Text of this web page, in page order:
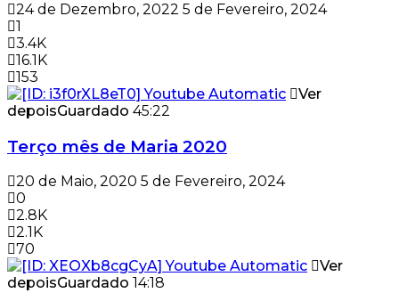
24 de Dezembro, 2022 5 de Fevereiro, 2024
1
3.4K
16.1K
153
Ver
depoisGuardado 45:22
Terço mês de Maria 2020
20 de Maio, 2020 5 de Fevereiro, 2024
0
2.8K
2.1K
70
Ver
depoisGuardado 14:18